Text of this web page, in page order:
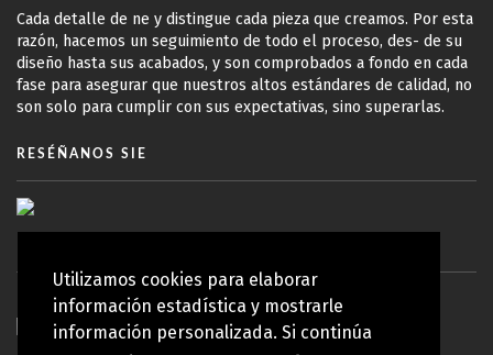
Utilizamos cookies para elaborar
información estadística y mostrarle
información personalizada. Si continúa
Cada detalle de ne y distingue cada pieza que creamos. Por esta
razón, hacemos un seguimiento de todo el proceso, des- de su
diseño hasta sus acabados, y son comprobados a fondo en cada
fase para asegurar que nuestros altos estándares de calidad, no
son solo para cumplir con sus expectativas, sino superarlas.
RESÉÑANOS SIE